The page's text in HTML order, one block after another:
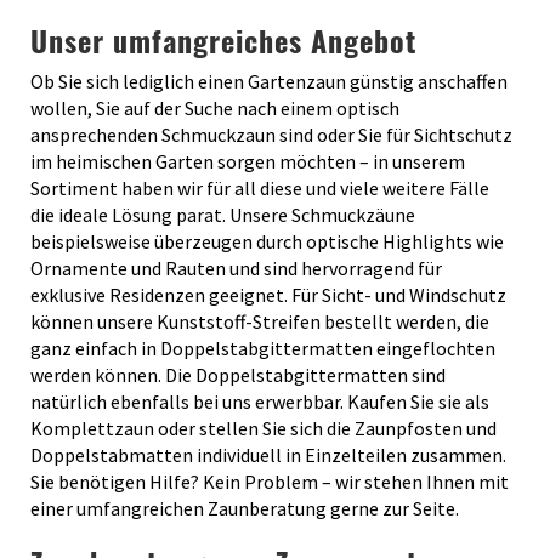
Unser umfangreiches Angebot
Ob Sie sich lediglich einen Gartenzaun günstig anschaffen
wollen, Sie auf der Suche nach einem optisch
ansprechenden Schmuckzaun sind oder Sie für Sichtschutz
im heimischen Garten sorgen möchten – in unserem
Sortiment haben wir für all diese und viele weitere Fälle
die ideale Lösung parat. Unsere Schmuckzäune
beispielsweise überzeugen durch optische Highlights wie
Ornamente und Rauten und sind hervorragend für
exklusive Residenzen geeignet. Für Sicht- und Windschutz
können unsere Kunststoff-Streifen bestellt werden, die
ganz einfach in Doppelstabgittermatten eingeflochten
werden können. Die Doppelstabgittermatten sind
natürlich ebenfalls bei uns erwerbbar. Kaufen Sie sie als
Komplettzaun oder stellen Sie sich die Zaunpfosten und
Doppelstabmatten individuell in Einzelteilen zusammen.
Sie benötigen Hilfe? Kein Problem – wir stehen Ihnen mit
einer umfangreichen Zaunberatung gerne zur Seite.